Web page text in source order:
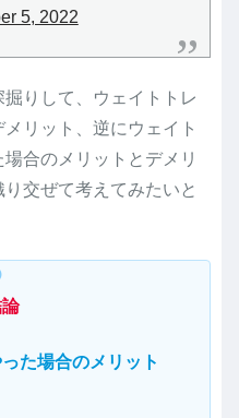
5, 2022
りして、ウェイトトレ
リット、逆にウェイト
合のメリットとデメリ
交ぜて考えてみたいと
た場合のメリット